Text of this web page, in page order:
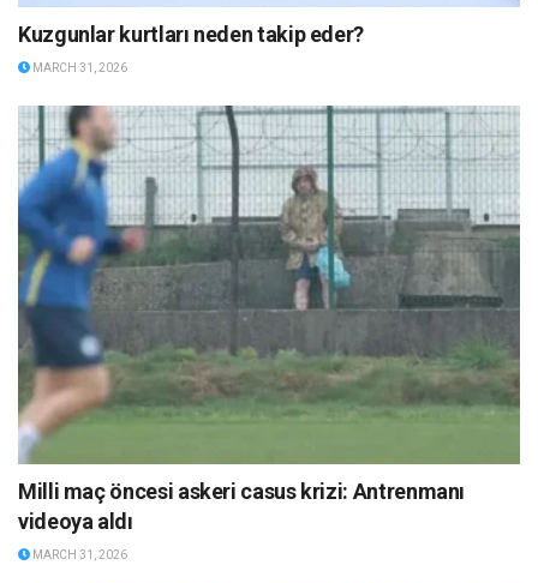
Kuzgunlar kurtları neden takip eder?
MARCH 31, 2026
Milli maç öncesi askeri casus krizi: Antrenmanı
videoya aldı
MARCH 31, 2026